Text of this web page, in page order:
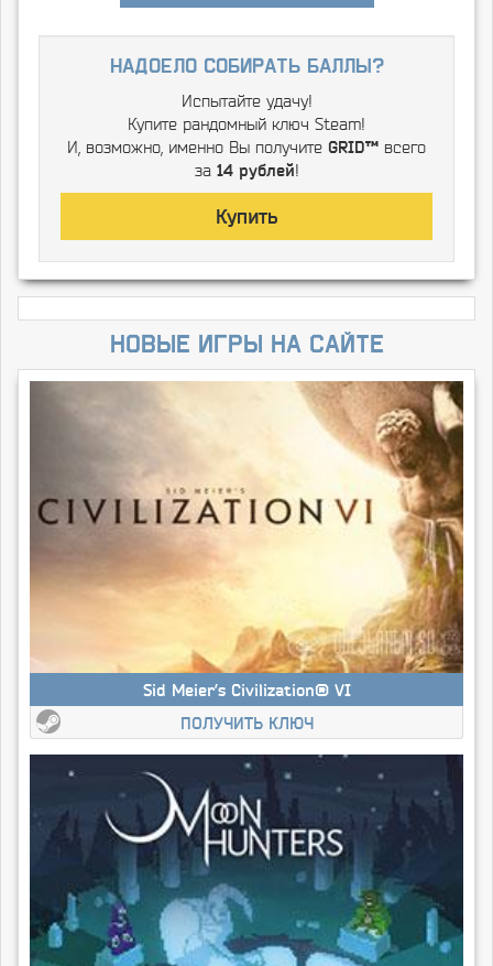
надоело собирать баллы?
Испытайте удачу!
Купите рандомный ключ Steam!
И, возможно, именно Вы получите GRID™ всего
за 14 рублей!
Купить
Новые игры на сайте
Sid Meier’s Civilization® VI
ПОЛУЧИТЬ КЛЮЧ